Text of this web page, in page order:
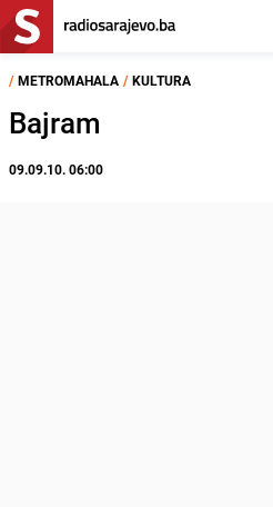
/ METROMAHALA / KULTURA
Bajram
09.09.10. 06:00